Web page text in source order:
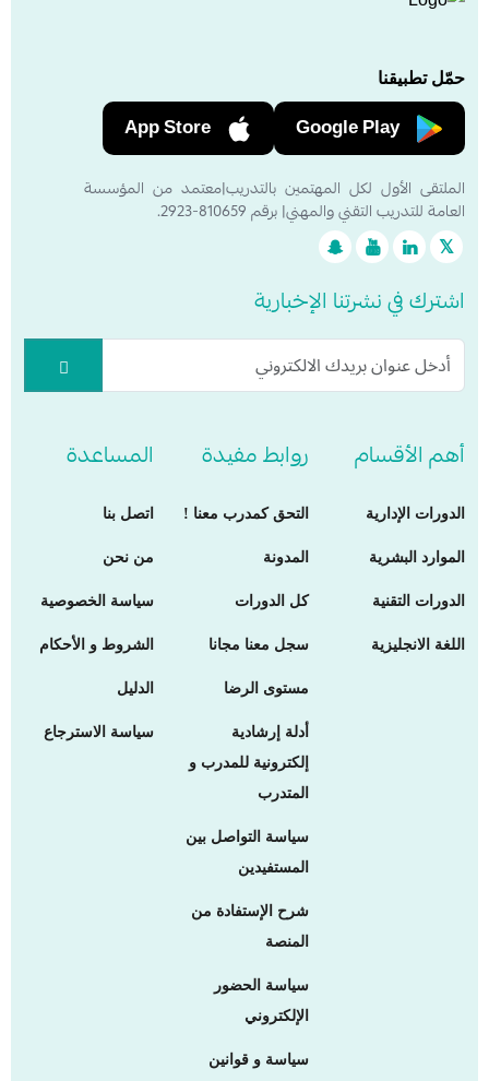
حمّل تطبيقنا
Google Play
App Store
الملتقى الأول لكل المهتمين بالتدريب|معتمد من المؤسسة
العامة للتدريب التقني والمهني| برقم 810659-2923.
اشترك في نشرتنا الإخبارية
أهم الأقسام
الدورات الإدارية
الموارد البشرية
الدورات التقنية
اللغة الانجليزية
روابط مفيدة
التحق كمدرب معنا !
المدونة
كل الدورات
سجل معنا مجانا
مستوى الرضا
أدلة إرشادية
إلكترونية للمدرب و
المتدرب
سياسة التواصل بين
المستفيدين
شرح الإستفادة من
المنصة
سياسة الحضور
الإلكتروني
سياسة و قوانين
المساعدة
اتصل بنا
من نحن
سياسة الخصوصية
الشروط و الأحكام
الدليل
سياسة الاسترجاع